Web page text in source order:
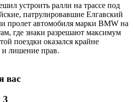
устроить ралли на трассе под
патрулировавшие Елгавский
пролет автомобиля марки BMW на
где знаки разрешают максимум
поездки оказался крайне
лишение прав.
вас
3